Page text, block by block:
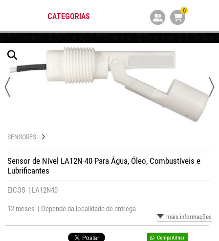
CATEGORIAS
0
SENSORES
Sensor de Nível LA12N-40 Para Água, Óleo, Combustíveis e
Lubrificantes
EICOS | LA12N40
12 meses | Depende da localidade de entrega
mais informações
Compartilhar